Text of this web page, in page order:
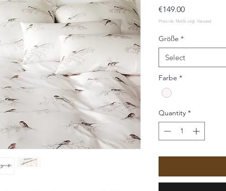
€149.00Price
Größe *
Select
Farbe *
Quantity *